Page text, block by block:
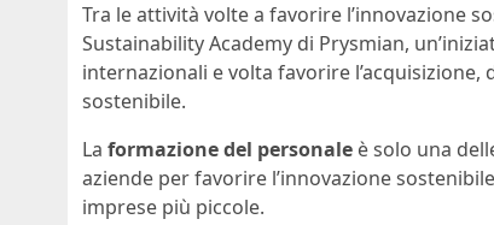
Tra le attività volte a favorire l’innovazione
Sustainability Academy di Prysmian,
internazionali e volta favorire
sostenibile.
La formazione del personale è solo una
aziende per favorire l’innovazione
imprese più piccole.